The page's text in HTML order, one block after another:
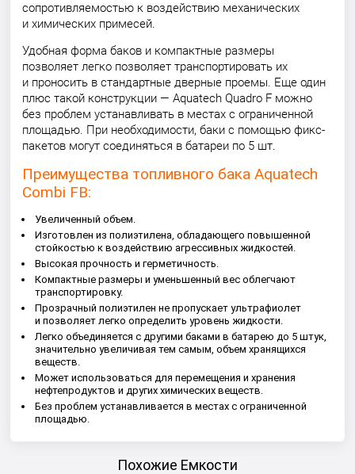
сопротивляемостью к воздействию механических
и химических примесей.
Удобная форма баков и компактные размеры
позволяет легко позволяет транспортировать их
и проносить в стандартные дверные проемы. Еще один
плюс такой конструкции — Aquatech Quadro F можно
без проблем устанавливать в местах с ограниченной
площадью. При необходимости, баки с помощью фикс-
пакетов могут соединяться в батареи по 5 шт.
Преимущества топливного бака Aquatech
Combi FB:
Увеличенный объем.
Изготовлен из полиэтилена, обладающего повышенной
стойкостью к воздействию агрессивных жидкостей.
Высокая прочность и герметичность.
Компактные размеры и уменьшенный вес облегчают
транспортировку.
Прозрачный полиэтилен не пропускает ультрафиолет
и позволяет легко определить уровень жидкости.
Легко объединяется с другими баками в батарею до 5 штук,
значительно увеличивая тем самым, объем хранящихся
веществ.
Может использоваться для перемещения и хранения
нефтепродуктов и других химических веществ.
Без проблем устанавливается в местах с ограниченной
площадью.
Похожие Емкости